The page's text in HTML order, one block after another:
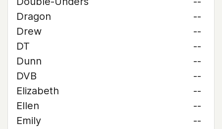
Dragon
--
Drew
--
DT
--
Dunn
--
DVB
--
Elizabeth
--
Ellen
--
Emily
--